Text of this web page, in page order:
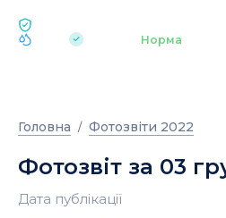
| Норма
Головна Фотозвіти 2022
Фотозвіт за 03
Дата публікації